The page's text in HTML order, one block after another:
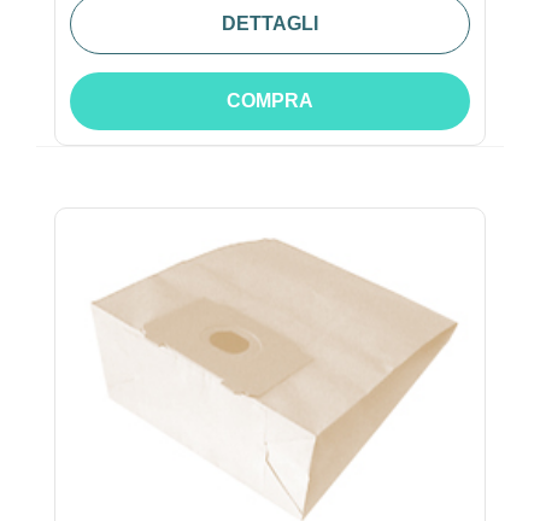
DETTAGLI
COMPRA